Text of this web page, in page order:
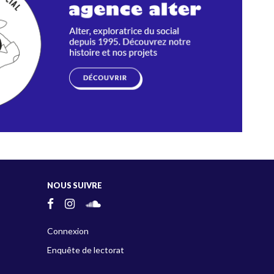
NOUS SUIVRE
Connexion
Enquête de lectorat